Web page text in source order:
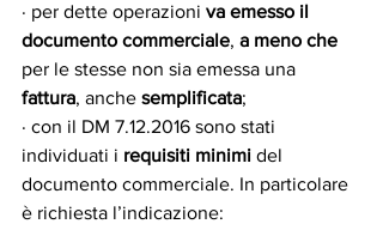
· per dette operazioni va emesso il
documento commerciale, a meno che
per le stesse non sia emessa una
fattura, anche semplificata;
· con il DM 7.12.2016 sono stati
individuati i requisiti minimi del
documento commerciale. In particolare
è richiesta l’indicazione: